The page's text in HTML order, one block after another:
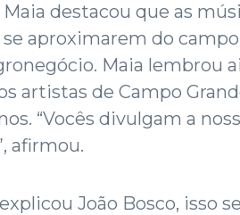
Maia destacou que as
se aproximarem do
Maia lembrou
artistas de Campo
“Vocês divulgam a
afirmou.
João Bosco, isso